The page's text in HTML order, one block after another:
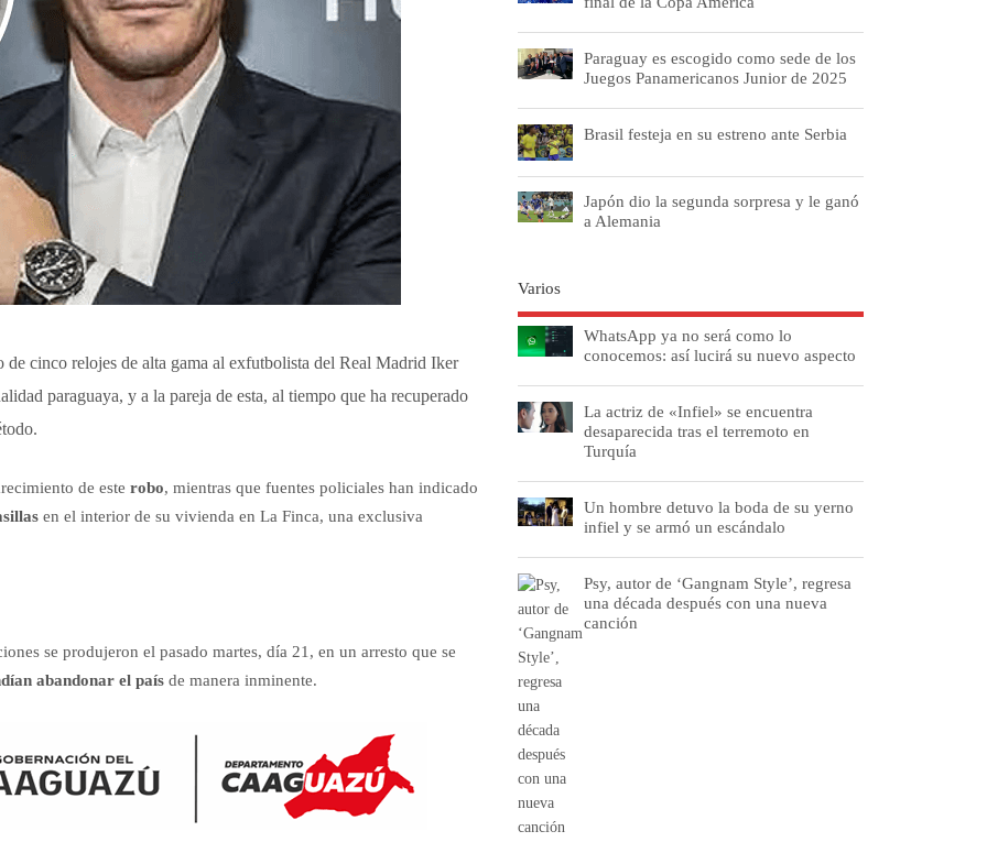
cinco relojes de alta gama al exfutbolista del Real Madrid Iker
paraguaya, y a la pareja de esta, al tiempo que ha recuperado
de este robo, mientras que fuentes policiales han indicado
en el interior de su vivienda en La Finca, una exclusiva
se produjeron el pasado martes, día 21, en un arresto que se
abandonar el país de manera inminente.
Paraguay es escogido como sede de los
Juegos Panamericanos Junior de 2025
Brasil festeja en su estreno ante Serbia
Japón dio la segunda sorpresa y le ganó
a Alemania
Varios
WhatsApp ya no será como lo
conocemos: así lucirá su nuevo aspecto
La actriz de «Infiel» se encuentra
desaparecida tras el terremoto en
Turquía
Un hombre detuvo la boda de su yerno
infiel y se armó un escándalo
Psy, autor de ‘Gangnam Style’, regresa
una década después con una nueva
canción